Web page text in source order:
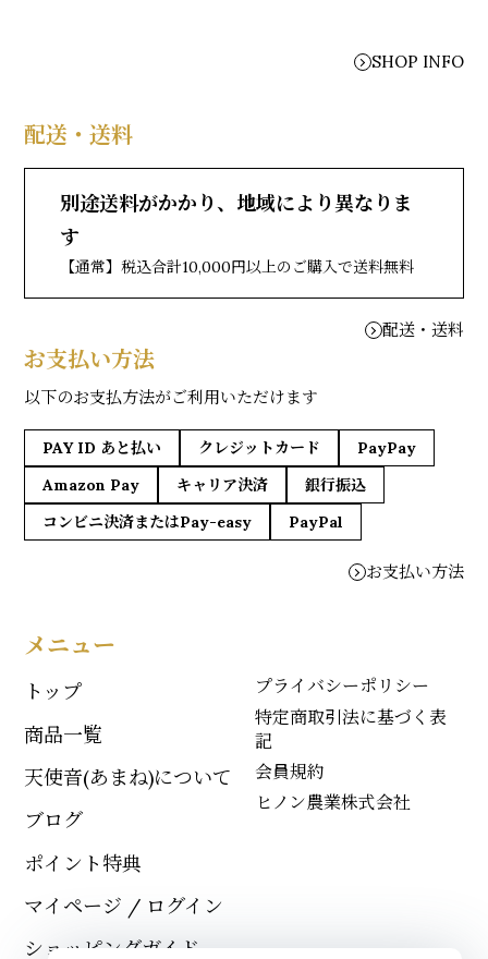
SHOP INFO
配送・送料
別途送料がかかり、地域により異なりま
す
【通常】税込合計10,000円以上のご購入で送料無料
配送・送料
お支払い方法
以下のお支払方法がご利用いただけます
PAY ID あと払い クレジットカード
PayPay
Amazon Pay
キャリア決済
銀行振込
コンビニ決済またはPay-easy
PayPal
お支払い方法
メニュー
トップ
商品一覧
天使音(あまね)について
ブログ
ポイント特典
マイページ / ログイン
ショッピングガイド
プライバシーポリシー
特定商取引法に基づく表
記
会員規約
ヒノン農業株式会社